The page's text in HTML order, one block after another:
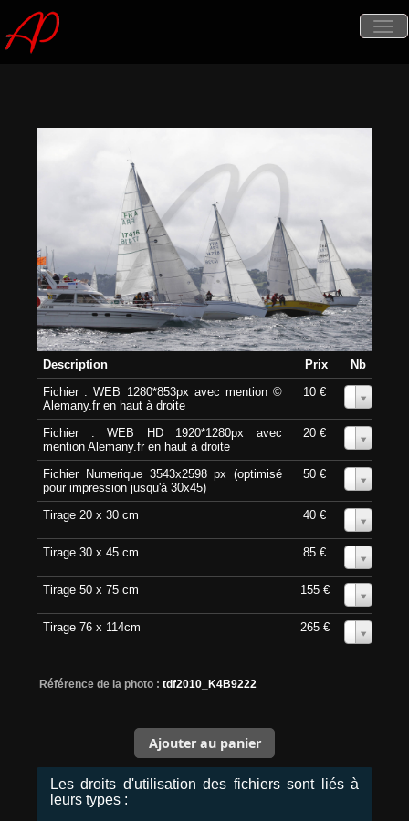
Description Prix
Nb
Fichier : WEB 1280*853px avec mention ©
Alemany.fr en haut à droite
10 €
Fichier : WEB HD 1920*1280px avec
mention Alemany.fr en haut à droite
20 €
Fichier Numerique 3543x2598 px (optimisé
pour impression jusqu'à 30x45)
50 €
Tirage 20 x 30 cm 40 €
Tirage 30 x 45 cm 85 €
Tirage 50 x 75 cm 155 €
Tirage 76 x 114cm 265 €
Référence de la photo : tdf2010_K4B9222
Les droits d'utilisation des fichiers sont liés à
leurs types :